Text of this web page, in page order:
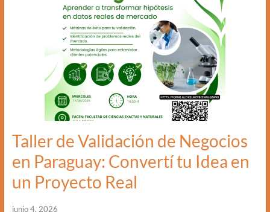
Taller de Validación de Negocios
en Paraguay: Convertí tu Idea en
un Proyecto Real
junio 4, 2026